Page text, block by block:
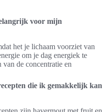
voor mijn
het je lichaam voorziet van
om je dag energiek te
de concentratie en
die ik gemakkelijk kan